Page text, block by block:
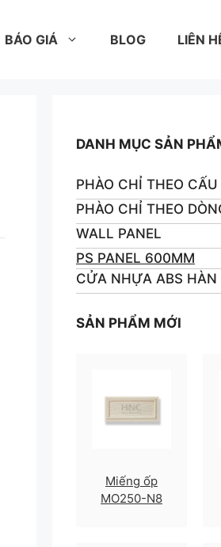
BÁO GIÁ BLOG LIÊN
DANH MỤC SẢN
PHÀO CHỈ THEO CẤU
PHÀO CHỈ THEO
WALL PANEL
PS PANEL 600MM
CỬA NHỰA ABS HÀN
SẢN PHẨM MỚI
Miếng ốp
MO250-N8